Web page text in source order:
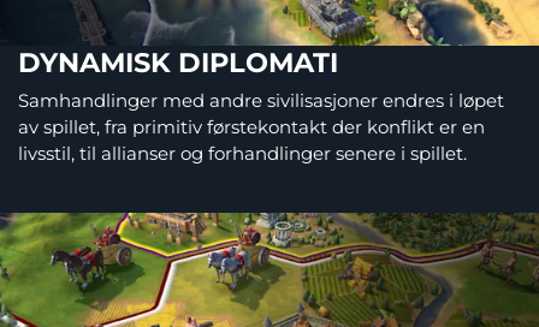
DYNAMISK DIPLOMATI
Samhandlinger med andre sivilisasjoner endres i løpet
av spillet, fra primitiv førstekontakt der konflikt er en
livsstil, til allianser og forhandlinger senere i spillet.